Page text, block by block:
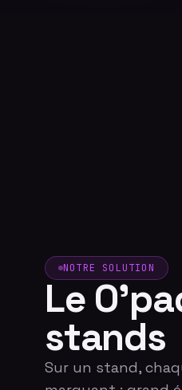
NOTRE SOLUTION
Le
stands
Sur un stand,